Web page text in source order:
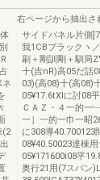
ネ
(2
右ページから抽出さ
サイドパネル片側
我1CBブラックヽ
刷＋剛訓剛＋馴局
十(吉nR)高05だ話
03)(高08)十(高08)
05¥17.6tXlに討08
ＣＡＺ・４一的一
一］一的一巾一昭
に308導40.700123
08¥40.50023達棟
05¥171600i08平
奥行21用(7スパン